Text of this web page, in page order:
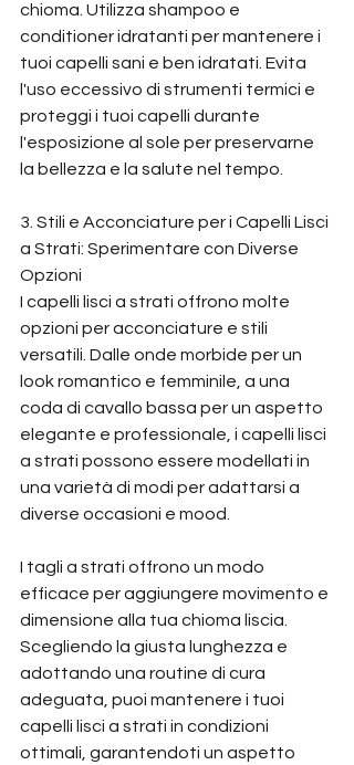
chioma. Utilizza shampoo e
conditioner idratanti per mantenere i
tuoi capelli sani e ben idratati. Evita
l'uso eccessivo di strumenti termici e
proteggi i tuoi capelli durante
l'esposizione al sole per preservarne
la bellezza e la salute nel tempo.
3. Stili e Acconciature per i Capelli Lisci
a Strati: Sperimentare con Diverse
Opzioni
I capelli lisci a strati offrono molte
opzioni per acconciature e stili
versatili. Dalle onde morbide per un
look romantico e femminile, a una
coda di cavallo bassa per un aspetto
elegante e professionale, i capelli lisci
a strati possono essere modellati in
una varietà di modi per adattarsi a
diverse occasioni e mood.
I tagli a strati offrono un modo
efficace per aggiungere movimento e
dimensione alla tua chioma liscia.
Scegliendo la giusta lunghezza e
adottando una routine di cura
adeguata, puoi mantenere i tuoi
capelli lisci a strati in condizioni
ottimali, garantendoti un aspetto